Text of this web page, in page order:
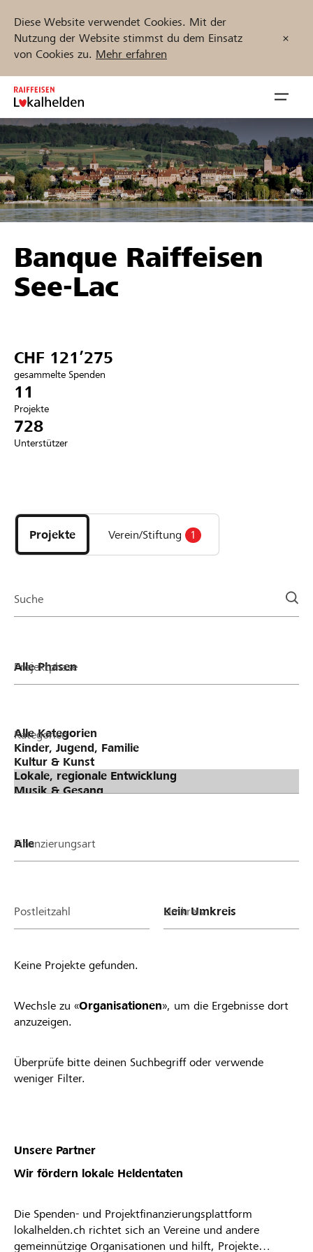
Diese Website verwendet Cookies. Mit der
Nutzung der Website stimmst du dem Einsatz
von Cookies zu. Mehr erfahren
Zum
Inhalt
springen
öffnen
Unterstützen
Hilfe & Support
Anmelden
Projekte und Organisationen finden
Jetzt starten
DE FR IT
Banque Raiffeisen
See-Lac
CHF 121’275
gesammelte Spenden
11
Projekte
728
Unterstützer
Projekte
und
Organisationen
Projekte Verein/Stiftung 1
Suche
Projektphase
Kategorien
Finanzierungsart
Postleitzahl Umkreis
Keine Projekte gefunden.
Wechsle zu «Organisationen», um die Ergebnisse dort
anzuzeigen.
Überprüfe bitte deinen Suchbegriff oder verwende
weniger Filter.
Unsere Partner
Wir fördern lokale Heldentaten
Die Spenden- und Projektfinanzierungsplattform
lokalhelden.ch richtet sich an Vereine und andere
gemeinnützige Organisationen und hilft, Projekte